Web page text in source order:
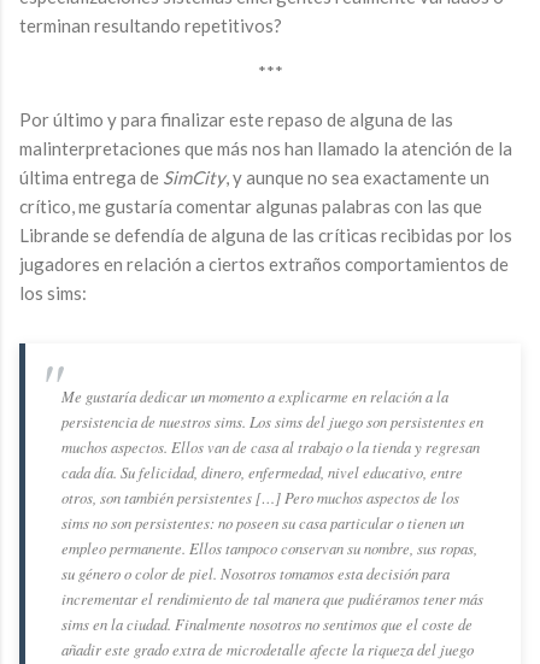
terminan resultando repetitivos?
***
Por último y para finalizar este repaso de alguna de las
malinterpretaciones que más nos han llamado la atención de la
última entrega de SimCity, y aunque no sea exactamente un
crítico, me gustaría comentar algunas palabras con las que
Librande se defendía de alguna de las críticas recibidas por los
jugadores en relación a ciertos extraños comportamientos de
los sims:
Me gustaría dedicar un momento a explicarme en relación a la
persistencia de nuestros sims. Los sims del juego son persistentes en
muchos aspectos. Ellos van de casa al trabajo o la tienda y regresan
cada día. Su felicidad, dinero, enfermedad, nivel educativo, entre
otros, son también persistentes […] Pero muchos aspectos de los
sims no son persistentes: no poseen su casa particular o tienen un
empleo permanente. Ellos tampoco conservan su nombre, sus ropas,
su género o color de piel. Nosotros tomamos esta decisión para
incrementar el rendimiento de tal manera que pudiéramos tener más
sims en la ciudad. Finalmente nosotros no sentimos que el coste de
añadir este grado extra de microdetalle afecte la riqueza del juego